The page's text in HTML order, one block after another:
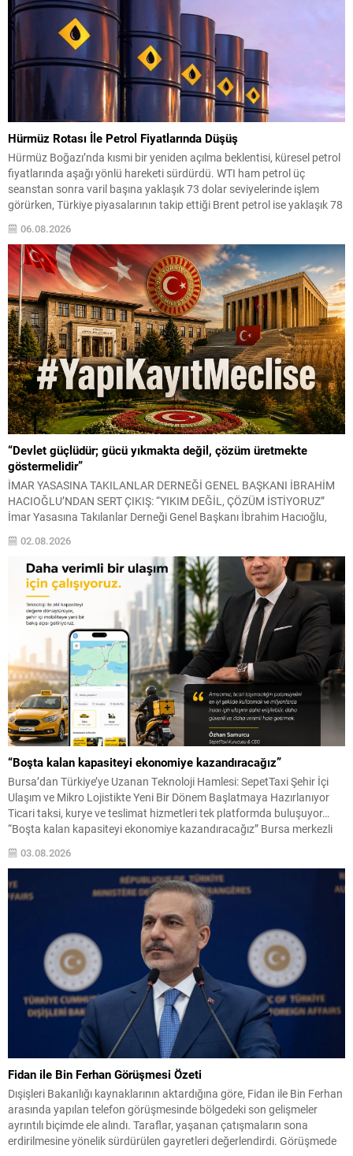
Hürmüz Rotası İle Petrol Fiyatlarında Düşüş
Hürmüz Boğazı’nda kısmi bir yeniden açılma beklentisi, küresel petrol
fiyatlarında aşağı yönlü hareketi sürdürdü. WTI ham petrol üç
seanstan sonra varil başına yaklaşık 73 dolar seviyelerinde işlem
görürken, Türkiye piyasalarının takip ettiği Brent petrol ise yaklaşık 78
dolar civarındaydı. İran ile Umman arasında varılan ve Hürmüz
üzerinden alternatif bir nakliye...
06.08.2026
“Devlet güçlüdür; gücü yıkmakta değil, çözüm üretmekte
göstermelidir”
İMAR YASASINA TAKILANLAR DERNEĞİ GENEL BAŞKANI İBRAHİM
HACIOĞLU’NDAN SERT ÇIKIŞ: “YIKIM DEĞİL, ÇÖZÜM İSTİYORUZ”
İmar Yasasına Takılanlar Derneği Genel Başkanı İbrahim Hacıoğlu,
yapı kayıt mağduriyeti yaşayan milyonlarca vatandaşın beklentilerini
gündeme taşıyarak, mevcut sorunların yalnızca yıkım kararlarıyla
çözülemeyeceğini belirtti. Hacıoğlu, tarım alanlarının korunması ile
vatandaşların mülkiyet haklarının güvence altına alınmasının
birbirine...
02.08.2026
“Boşta kalan kapasiteyi ekonomiye kazandıracağız”
Bursa’dan Türkiye’ye Uzanan Teknoloji Hamlesi: SepetTaxi Şehir İçi
Ulaşım ve Mikro Lojistikte Yeni Bir Dönem Başlatmaya Hazırlanıyor
Ticari taksi, kurye ve teslimat hizmetleri tek platformda buluşuyor…
“Boşta kalan kapasiteyi ekonomiye kazandıracağız” Bursa merkezli
geliştirdiği yeni nesil platformla Türkiye’de ulaşım alışkanlıklarına...
03.08.2026
Fidan ile Bin Ferhan Görüşmesi Özeti
Dışişleri Bakanlığı kaynaklarının aktardığına göre, Fidan ile Bin Ferhan
arasında yapılan telefon görüşmesinde bölgedeki son gelişmeler
ayrıntılı biçimde ele alındı. Taraflar, yaşanan çatışmaların sona
erdirilmesine yönelik sürdürülen gayretleri değerlendirdi. Görüşmede